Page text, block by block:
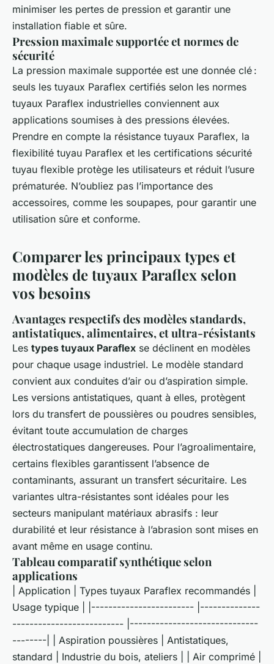
minimiser les pertes de pression et garantir une
installation fiable et sûre.
Pression maximale supportée et normes de
sécurité
La pression maximale supportée est une donnée clé :
seuls les tuyaux Paraflex certifiés selon les normes
tuyaux Paraflex industrielles conviennent aux
applications soumises à des pressions élevées.
Prendre en compte la résistance tuyaux Paraflex, la
flexibilité tuyau Paraflex et les certifications sécurité
tuyau flexible protège les utilisateurs et réduit l’usure
prématurée. N’oubliez pas l’importance des
accessoires, comme les soupapes, pour garantir une
utilisation sûre et conforme.
Comparer les principaux types et
modèles de tuyaux Paraflex selon
vos besoins
Avantages respectifs des modèles standards,
antistatiques, alimentaires, et ultra-résistants
Les types tuyaux Paraflex se déclinent en modèles
pour chaque usage industriel. Le modèle standard
convient aux conduites d’air ou d’aspiration simple.
Les versions antistatiques, quant à elles, protègent
lors du transfert de poussières ou poudres sensibles,
évitant toute accumulation de charges
électrostatiques dangereuses. Pour l’agroalimentaire,
certains flexibles garantissent l’absence de
contaminants, assurant un transfert sécuritaire. Les
variantes ultra-résistantes sont idéales pour les
secteurs manipulant matériaux abrasifs : leur
durabilité et leur résistance à l’abrasion sont mises en
avant même en usage continu.
Tableau comparatif synthétique selon
applications
| Application | Types tuyaux Paraflex recommandés |
Usage typique | |------------------------ |--------------
-------------------------- |------------------------------
--------| | Aspiration poussières | Antistatiques,
standard | Industrie du bois, ateliers | | Air comprimé |